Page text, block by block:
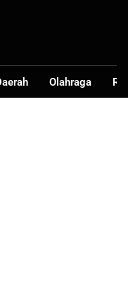
Olahraga